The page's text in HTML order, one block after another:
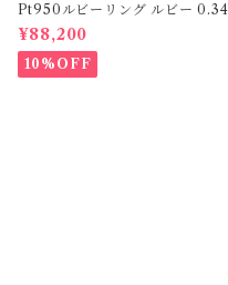
Pt950ルビーリング ルビー
ンド 0.35ct【PRO206885】
¥88,200
10%OFF